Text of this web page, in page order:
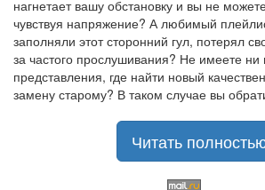
нагнетает вашу обстановку и вы не
чувствуя напряжение? А любимый
заполняли этот сторонний гул, потерял
за частого прослушивания? Не имеете
представления, где найти новый
замену старому? В таком случае вы
Музыкальный портал KGZ Musicс
приветствует своих старых и новых
Читать